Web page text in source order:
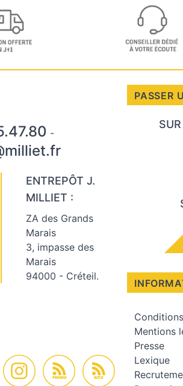
-
ENTREPÔT J.
MILLIET :
ZA des Grands
Marais
3, impasse des
Marais
94000 - Créteil.
PROMO ACTU
PASSER
Mentions
Presse
Lexique